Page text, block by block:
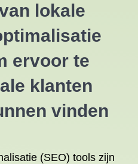
lokale
ervoor te
klanten
vinden
(SEO) tools zijn